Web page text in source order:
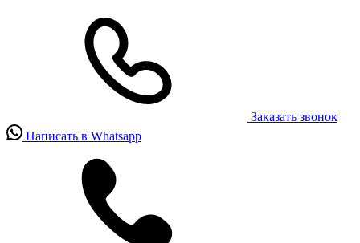
Заказать звонок
Написать в Whatsapp